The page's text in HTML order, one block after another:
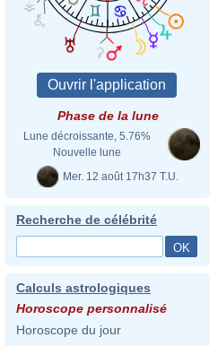
Phase de la lune
Lune décroissante, 5.76%
Nouvelle lune
Mer. 12 août 17h37 T.U.
Recherche de célébrité
Calculs astrologiques
Horoscope personnalisé
Horoscope du jour